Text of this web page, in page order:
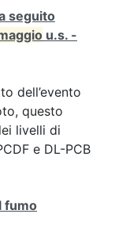
seguito
u.s. -
dell’evento
questo
livelli di
e DL-PCB
fumo